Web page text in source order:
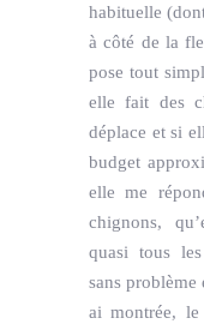
habituelle
à côté de la
pose tout
elle fait des
déplace et si
budget
elle me
chignons,
quasi tous
sans problème
ai montrée,